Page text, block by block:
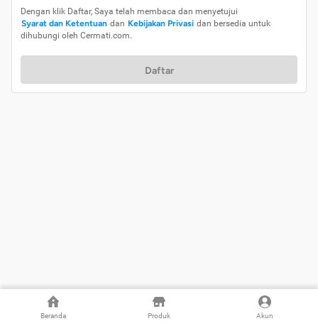
Beranda Produk Akun
Dengan klik Daftar, Saya telah membaca dan menyetujui
Syarat dan Ketentuan dan Kebijakan Privasi dan bersedia untuk
dihubungi oleh Cermati.com.
Daftar